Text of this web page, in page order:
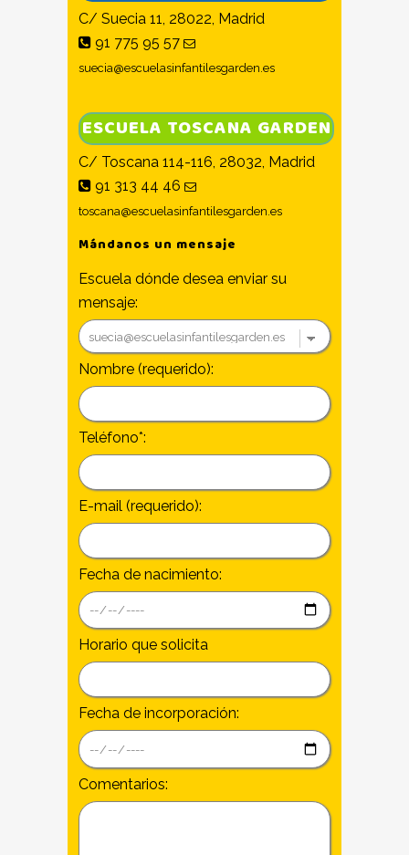
C/ Suecia 11, 28022, Madrid
91 775 95 57
suecia@escuelasinfantilesgarden.es
ESCUELA TOSCANA GARDEN
C/ Toscana 114-116, 28032, Madrid
91 313 44 46
toscana@escuelasinfantilesgarden.es
Mándanos un mensaje
Escuela dónde desea enviar su
mensaje:
Nombre (requerido):
Teléfono*:
E-mail (requerido):
Fecha de nacimiento:
Horario que solicita
Fecha de incorporación:
Comentarios: